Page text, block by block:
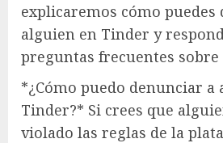
explicaremos cómo puedes
alguien en Tinder y
preguntas frecuentes sobre
*¿Cómo puedo denunciar a
Tinder?* Si crees que
violado las reglas de la